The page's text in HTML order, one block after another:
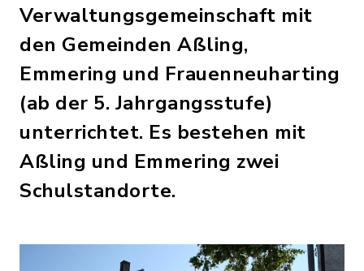
Verwaltungsgemeinschaft mit
den Gemeinden Aßling,
Emmering und Frauenneuharting
(ab der 5. Jahrgangsstufe)
unterrichtet. Es bestehen mit
Aßling und Emmering zwei
Schulstandorte.